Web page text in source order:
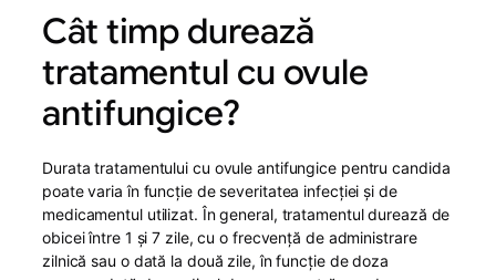
Cât timp durează
tratamentul cu ovule
antifungice?
Durata tratamentului cu ovule antifungice pentru candida
poate varia în funcție de severitatea infecției și de
medicamentul utilizat. În general, tratamentul durează de
obicei între 1 și 7 zile, cu o frecvență de administrare
zilnică sau o dată la două zile, în funcție de doza